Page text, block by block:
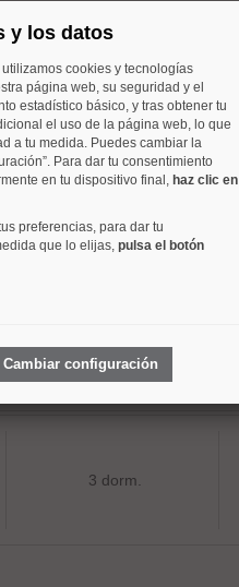
0 dorm.
2 dorm.
3 dorm.
y los datos
cookies y tecnologías
página web, su seguridad y el
estadístico básico, y tras obtener tu
el uso de la página web, lo que
a tu medida. Puedes cambiar la
Para dar tu consentimiento
en tu dispositivo final, haz clic en
preferencias, para dar tu
que lo elijas, pulsa el botón
Cambiar configuración